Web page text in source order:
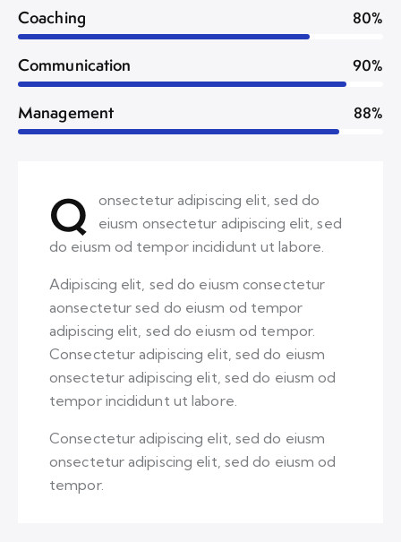
Coaching 80%
Communication 90%
Management 88%
Q
onsectetur adipiscing elit, sed do
eiusm onsectetur adipiscing elit, sed
do eiusm od tempor incididunt ut labore.
Adipiscing elit, sed do eiusm consectetur
aonsectetur sed do eiusm od tempor
adipiscing elit, sed do eiusm od tempor.
Consectetur adipiscing elit, sed do eiusm
onsectetur adipiscing elit, sed do eiusm od
tempor incididunt ut labore.
Consectetur adipiscing elit, sed do eiusm
onsectetur adipiscing elit, sed do eiusm od
tempor.